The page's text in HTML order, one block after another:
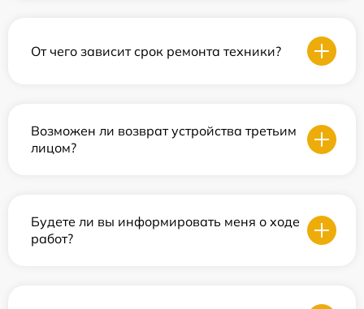
От чего зависит срок ремонта техники?
Возможен ли возврат устройства третьим
лицом?
Будете ли вы информировать меня о ходе
работ?